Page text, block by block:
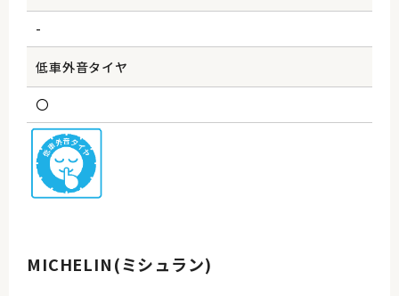
-
低車外音タイヤ
〇
MICHELIN(ミシュラン)